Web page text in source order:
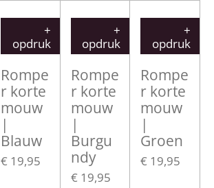
+
opdruk
Rompe
r korte
mouw
|
Blauw
€ 19,95
+
opdruk
Rompe
r korte
mouw
|
Burgu
ndy
€ 19,95
+
opdruk
Rompe
r korte
mouw
|
Groen
€ 19,95